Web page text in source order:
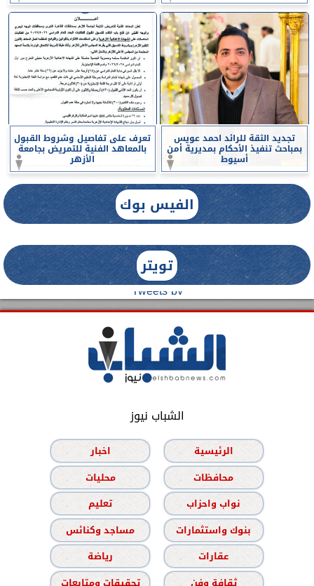
تجديد الثقة للرائد احمد عويس
بمباحث تنفيذ الأحكام بمديرية أمن
أسيوط
تعرف على تفاصيل وشروط القبول
بالمعاهد الفنية للتمريض بجامعة
الأزهر
الفيس بوك
تويتر
Tweets by
الشباب نيوز
الرئيسية
اخبار
محافظات
محليات
نواب واحزاب
تعليم
بنوك واستثمارات
مساجد وكنائس
عقارات
رياضة